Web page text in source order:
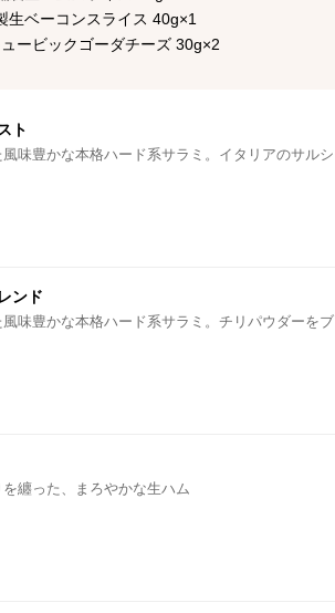
生ベーコンスライス 40g×1
ービックゴーダチーズ 30g×2
ト
味豊かな本格ハード系サラミ。イタリアのサル
ンド
味豊かな本格ハード系サラミ。チリパウダーを
纏った、まろやかな生ハム